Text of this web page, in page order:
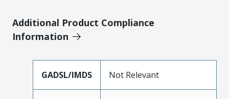
Additional Product Compliance
Information
GADSL/IMDS Not Relevant